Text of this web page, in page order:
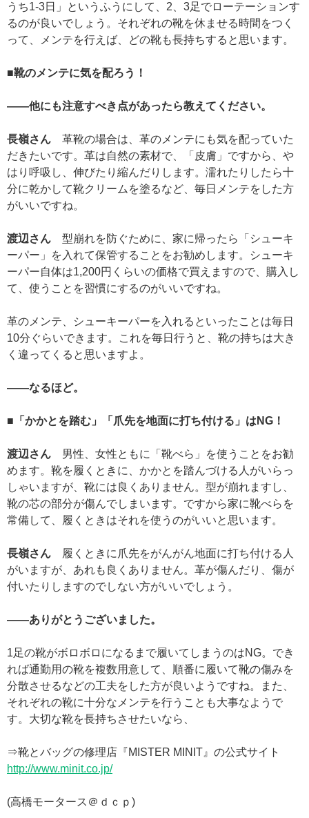
うち1-3日」というふうにして、2、3足でローテーションす
るのが良いでしょう。それぞれの靴を休ませる時間をつく
って、メンテを行えば、どの靴も長持ちすると思います。
■靴のメンテに気を配ろう！
——他にも注意すべき点があったら教えてください。
長嶺さん 革靴の場合は、革のメンテにも気を配っていた
だきたいです。革は自然の素材で、「皮膚」ですから、や
はり呼吸し、伸びたり縮んだりします。濡れたりしたら十
分に乾かして靴クリームを塗るなど、毎日メンテをした方
がいいですね。
渡辺さん 型崩れを防ぐために、家に帰ったら「シューキ
ーパー」を入れて保管することをお勧めします。シューキ
ーパー自体は1,200円くらいの価格で買えますので、購入し
て、使うことを習慣にするのがいいですね。
革のメンテ、シューキーパーを入れるといったことは毎日
10分ぐらいできます。これを毎日行うと、靴の持ちは大き
く違ってくると思いますよ。
——なるほど。
■「かかとを踏む」「爪先を地面に打ち付ける」はNG！
渡辺さん 男性、女性ともに「靴べら」を使うことをお勧
めます。靴を履くときに、かかとを踏んづける人がいらっ
しゃいますが、靴には良くありません。型が崩れますし、
靴の芯の部分が傷んでしまいます。ですから家に靴べらを
常備して、履くときはそれを使うのがいいと思います。
長嶺さん 履くときに爪先をがんがん地面に打ち付ける人
がいますが、あれも良くありません。革が傷んだり、傷が
付いたりしますのでしない方がいいでしょう。
——ありがとうございました。
1足の靴がボロボロになるまで履いてしまうのはNG。でき
れば通勤用の靴を複数用意して、順番に履いて靴の傷みを
分散させるなどの工夫をした方が良いようですね。また、
それぞれの靴に十分なメンテを行うことも大事なようで
す。大切な靴を長持ちさせたいなら、
⇒靴とバッグの修理店『MISTER MINIT』の公式サイト
http://www.minit.co.jp/
(高橋モータース＠ｄｃｐ)